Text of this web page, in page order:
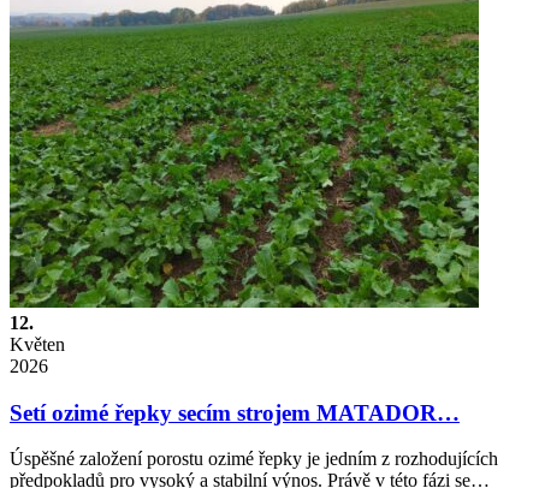
12.
Květen
2026
Setí ozimé řepky secím strojem MATADOR…
Úspěšné založení porostu ozimé řepky je jedním z rozhodujících
předpokladů pro vysoký a stabilní výnos. Právě v této fázi se…